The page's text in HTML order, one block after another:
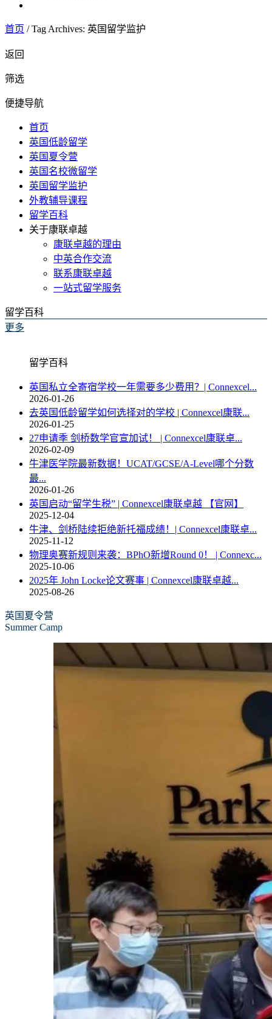
首页 /Tag Archives: 英国留学监护
返回
筛选
便捷导航
首页
英国低龄留学
英国夏令营
英国名校微留学
英国留学监护
外教辅导课程
留学百科
关于康联卓越
康联卓越的理由
中英合作交流
联系康联卓越
一站式留学服务
留学百科
更多
留学百科
英国私立全寄宿学校一年需要多少费用？| Connexcel...
2026-01-26
去英国低龄留学如何选择对的学校 | Connexcel康联...
2026-01-25
27申请季 剑桥数学官宣加试！ | Connexcel康联卓...
2026-02-09
牛津医学院最新数据！UCAT/GCSE/A-Level哪个分数
最...
2026-01-26
英国启动“留学生税” | Connexcel康联卓越 【官网】
2025-12-04
牛津、剑桥陆续拒绝新托福成绩！| Connexcel康联卓...
2025-11-12
物理奥赛新规则来袭：BPhO新增Round 0！ | Connexc...
2025-10-06
2025年 John Locke论文赛事 | Connexcel康联卓越...
2025-08-26
英国夏令营
Summer Camp